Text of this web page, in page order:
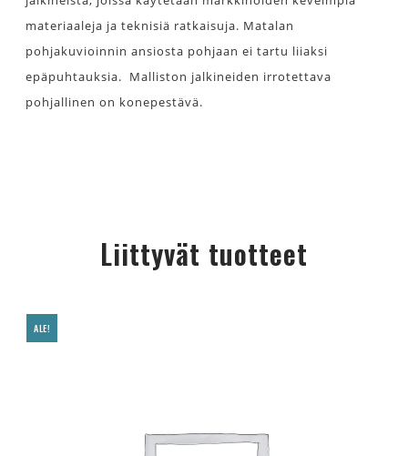
materiaaleja ja teknisiä ratkaisuja. Matalan
pohjakuvioinnin ansiosta pohjaan ei tartu liiaksi
epäpuhtauksia. Malliston jalkineiden irrotettava
pohjallinen on konepestävä.
Liittyvät tuotteet
ALE!